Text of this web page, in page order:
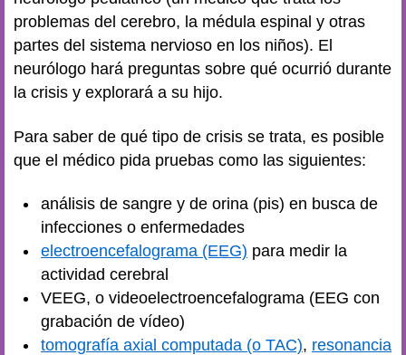
problemas del cerebro, la médula espinal y otras
partes del sistema nervioso en los niños). El
neurólogo hará preguntas sobre qué ocurrió durante
la crisis y explorará a su hijo.
Para saber de qué tipo de crisis se trata, es posible
que el médico pida pruebas como las siguientes:
análisis de sangre y de orina (pis) en busca de
infecciones o enfermedades
electroencefalograma (EEG) para medir la
actividad cerebral
VEEG, o videoelectroencefalograma (EEG con
grabación de vídeo)
tomografía axial computada (o TAC), resonancia